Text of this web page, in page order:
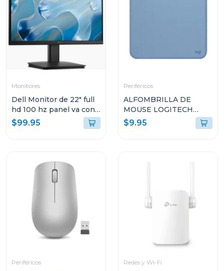
Monitores
Dell Monitor de 22" full
hd 100 hz panel va con
hdmi y vga
$99.95
Periféricos
ALFOMBRILLA DE
MOUSE LOGITECH
956000038
$9.95
Periféricos Redes y Wi-Fi